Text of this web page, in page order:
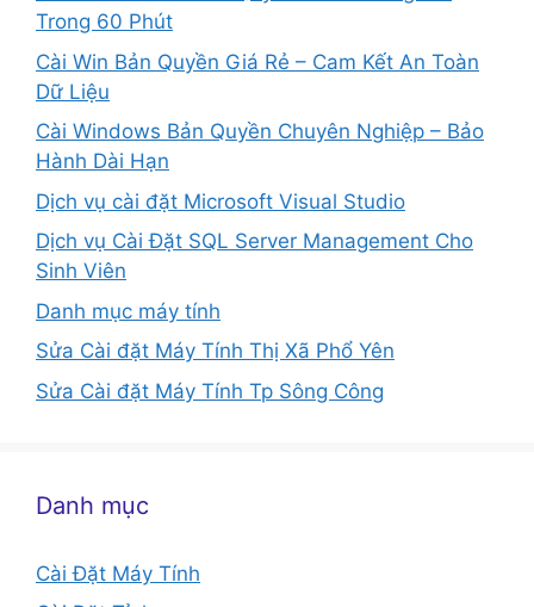
Trong 60 Phút
Cài Win Bản Quyền Giá Rẻ – Cam Kết An Toàn
Dữ Liệu
Cài Windows Bản Quyền Chuyên Nghiệp – Bảo
Hành Dài Hạn
Dịch vụ cài đặt Microsoft Visual Studio
Dịch vụ Cài Đặt SQL Server Management Cho
Sinh Viên
Danh mục máy tính
Sửa Cài đặt Máy Tính Thị Xã Phổ Yên
Sửa Cài đặt Máy Tính Tp Sông Công
Danh mục
Cài Đặt Máy Tính